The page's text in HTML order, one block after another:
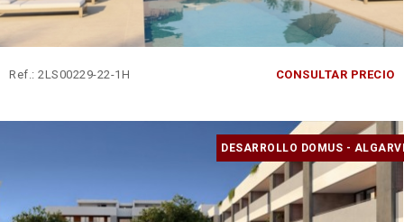
Ref.: 2LS00229-22-1H CONSULTAR PRECIO
DESARROLLO DOMUS -